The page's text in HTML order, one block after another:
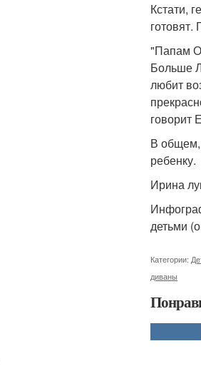
Кстати,
готовят.
"Папам
Больше
любит
говорит
В общем,
ребенку.
Ирина
детьми
Категории:
диваны